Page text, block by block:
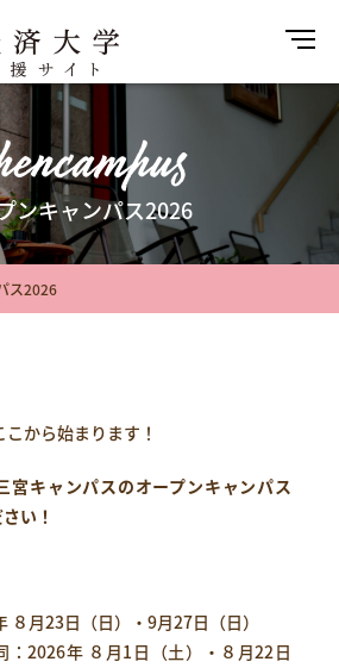
ンキャンパス2026
ス2026
から始まります！
宮キャンパスのオープンキャンパス
い！
８月23日（日）・9月27日（日）
：2026年 ８月1日（土）・８月22日